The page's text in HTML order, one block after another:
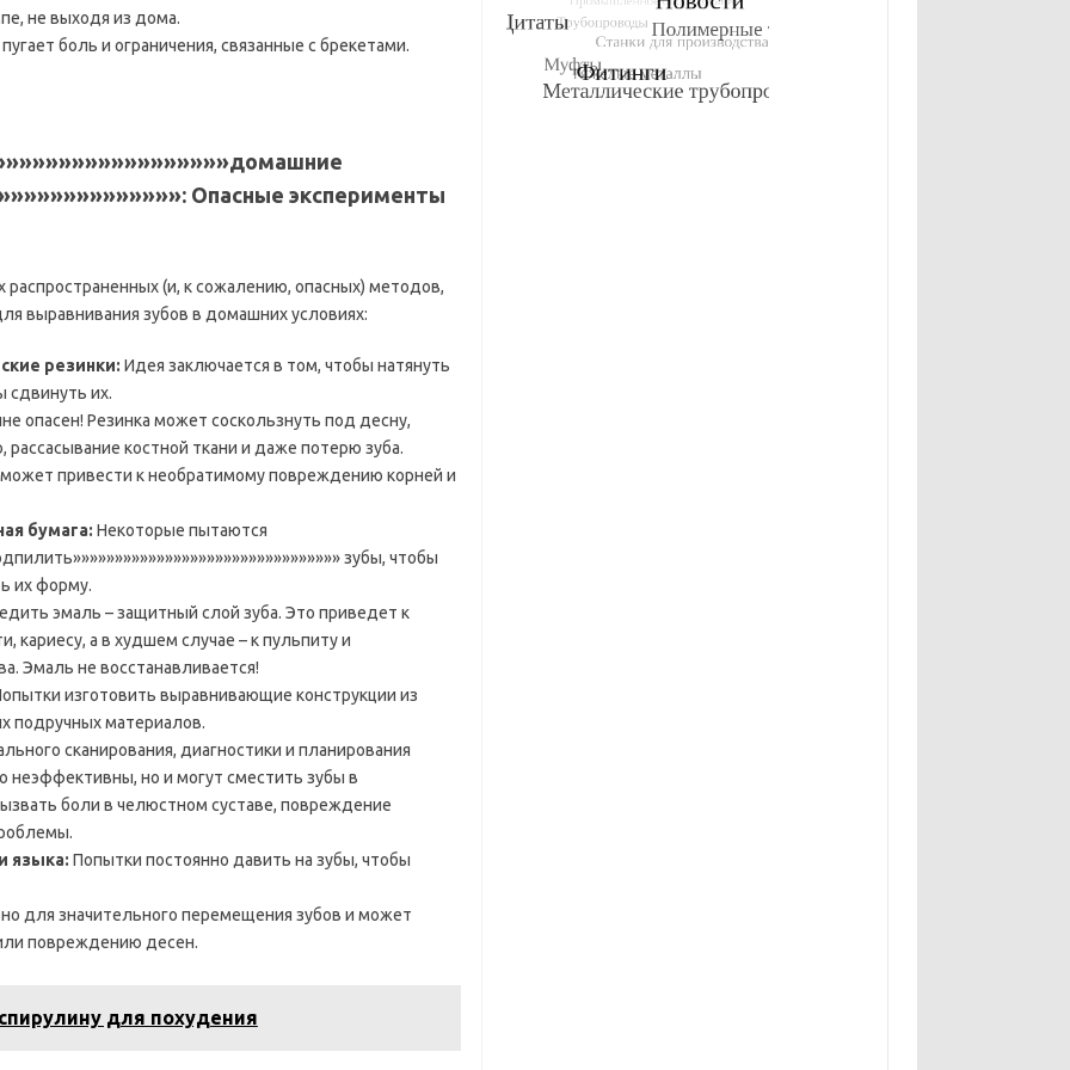
не выходя из дома.
боль и ограничения, связанные с брекетами.
Опасные эксперименты
(и, к сожалению, опасных) методов,
выравнивания зубов в домашних условиях:
резинки: Идея заключается в том, чтобы натянуть
сдвинуть их.
опасен! Резинка может соскользнуть под десну,
костной ткани и даже потерю зуба.
привести к необратимому повреждению корней и
бумага: Некоторые пытаются
зубы, чтобы
их форму.
эмаль – защитный слой зуба. Это приведет к
кариесу, а в худшем случае – к пульпиту и
Эмаль не восстанавливается!
изготовить выравнивающие конструкции из
подручных материалов.
сканирования, диагностики и планирования
неэффективны, но и могут сместить зубы в
боли в челюстном суставе, повреждение
языка: Попытки постоянно давить на зубы, чтобы
для значительного перемещения зубов и может
повреждению десен.
для похудения